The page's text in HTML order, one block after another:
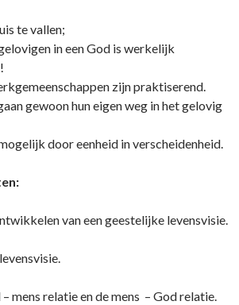
te vallen;
in een God is werkelijk
zijn praktiserend.
gewoon hun eigen weg in het gelovig
door eenheid in verscheidenheid.
van een geestelijke levensvisie.
mens relatie en de mens – God relatie.